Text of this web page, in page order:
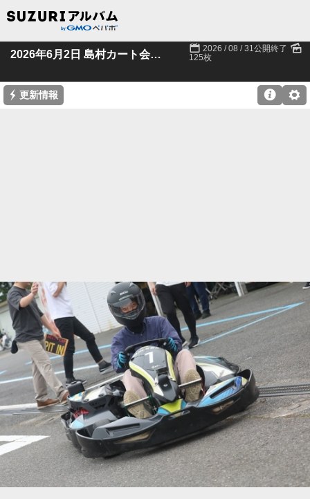
2026年6月2日 島村カート会様 羽生貸切 📅2026 / 08 / 31公開終了 🌄
125枚
⚡ 更新情報 ⚙
